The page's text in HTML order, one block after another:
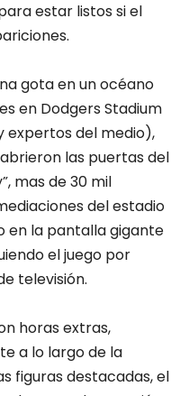
estar listos si el
gota en un océano
en Dodgers Stadium
expertos del medio),
las puertas del
mas de 30 mil
del estadio
en la pantalla gigante
el juego por
televisión.
horas extras,
a lo largo de la
figuras destacadas, el